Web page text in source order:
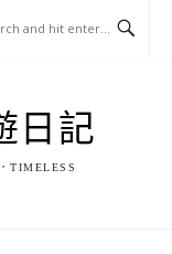
日記
TIMELESS